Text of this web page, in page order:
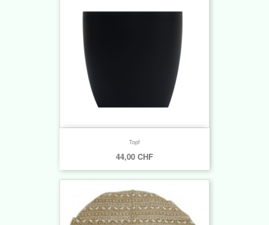
Topf
44,00 CHF